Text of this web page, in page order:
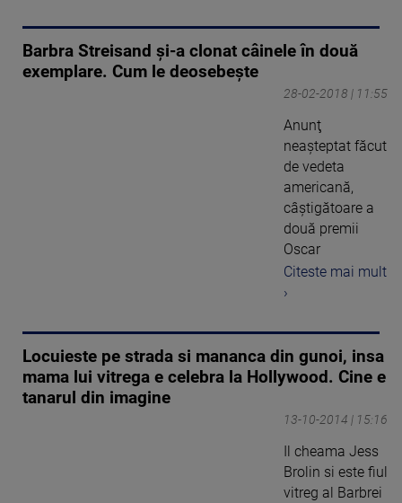
Barbra Streisand şi-a clonat câinele în două
exemplare. Cum le deosebeşte
28-02-2018 | 11:55
Anunţ
neaşteptat făcut
de vedeta
americană,
câştigătoare a
două premii
Oscar
Citeste mai mult
›
Locuieste pe strada si mananca din gunoi, insa
mama lui vitrega e celebra la Hollywood. Cine e
tanarul din imagine
13-10-2014 | 15:16
Il cheama Jess
Brolin si este fiul
vitreg al Barbrei